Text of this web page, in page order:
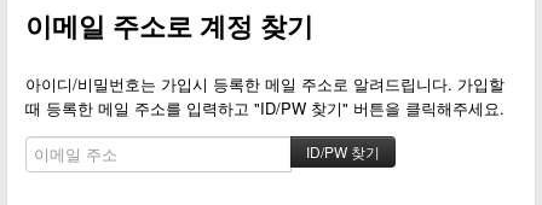
이메일 주소로 계정 찾기
아이디/비밀번호는 가입시 등록한 메일 주소로 알려드립니다. 가입할
때 등록한 메일 주소를 입력하고 "ID/PW 찾기" 버튼을 클릭해주세요.